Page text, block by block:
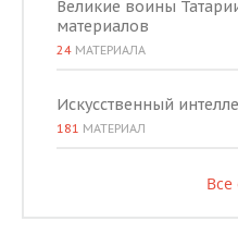
Великие воины
материалов
24 МАТЕРИАЛА
Искусственный
181 МАТЕРИАЛ